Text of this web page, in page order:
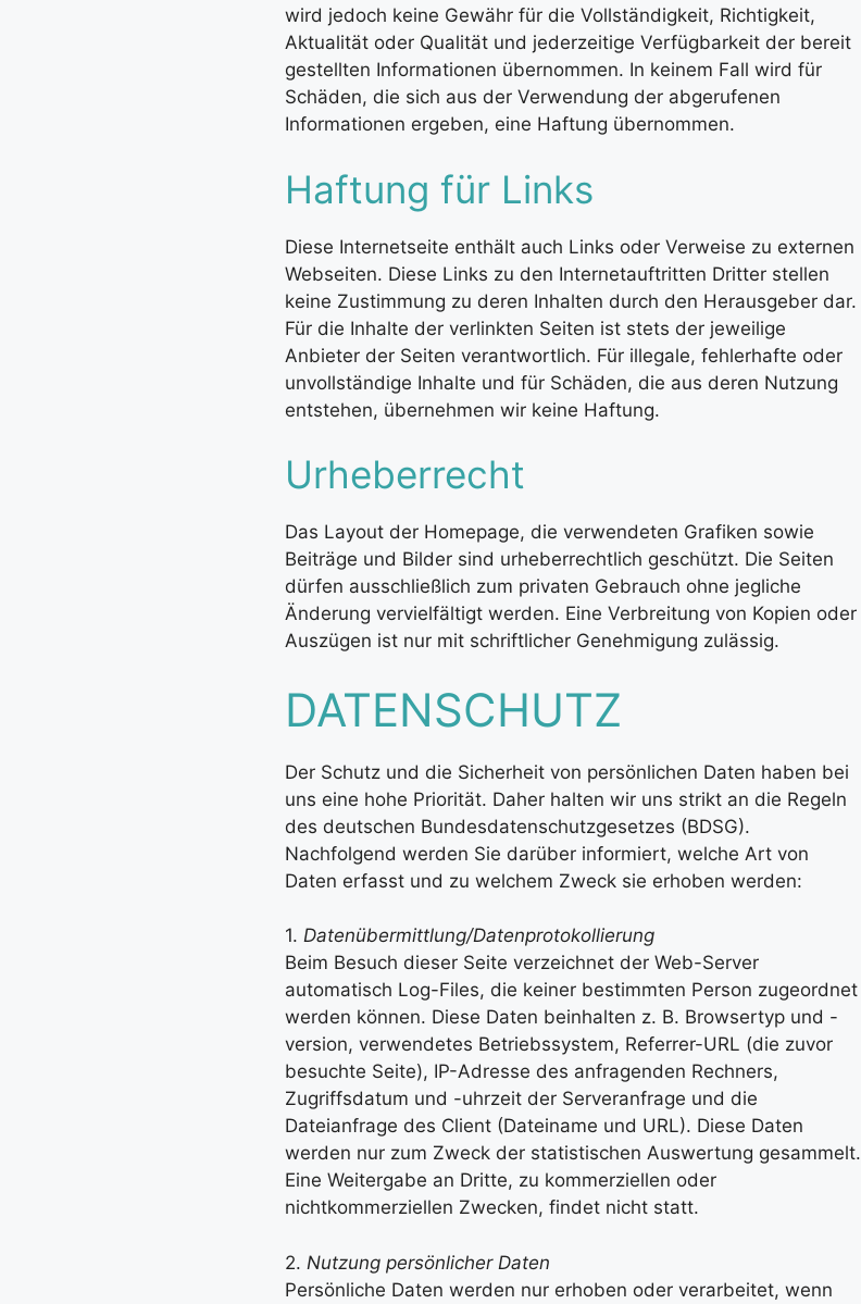
wird jedoch keine Gewähr für die Vollständigkeit, Richtigkeit,
Aktualität oder Qualität und jederzeitige Verfügbarkeit der bereit
gestellten Informationen übernommen. In keinem Fall wird für
Schäden, die sich aus der Verwendung der abgerufenen
Informationen ergeben, eine Haftung übernommen.
Haftung für Links
Diese Internetseite enthält auch Links oder Verweise zu externen
Webseiten. Diese Links zu den Internetauftritten Dritter stellen
keine Zustimmung zu deren Inhalten durch den Herausgeber dar.
Für die Inhalte der verlinkten Seiten ist stets der jeweilige
Anbieter der Seiten verantwortlich. Für illegale, fehlerhafte oder
unvollständige Inhalte und für Schäden, die aus deren Nutzung
entstehen, übernehmen wir keine Haftung.
Urheberrecht
Das Layout der Homepage, die verwendeten Grafiken sowie
Beiträge und Bilder sind urheberrechtlich geschützt. Die Seiten
dürfen ausschließlich zum privaten Gebrauch ohne jegliche
Änderung vervielfältigt werden. Eine Verbreitung von Kopien oder
Auszügen ist nur mit schriftlicher Genehmigung zulässig.
DATENSCHUTZ
Der Schutz und die Sicherheit von persönlichen Daten haben bei
uns eine hohe Priorität. Daher halten wir uns strikt an die Regeln
des deutschen Bundesdaten­schutzgesetzes (BDSG).
Nachfolgend werden Sie darüber informiert, welche Art von
Daten erfasst und zu welchem Zweck sie erhoben werden:
1. Datenübermittlung/Datenprotokollierung
Beim Besuch dieser Seite verzeichnet der Web-Server
automatisch Log-Files, die keiner bestimmten Person zugeordnet
werden können. Diese Daten beinhalten z. B. Browsertyp und -
version, verwendetes Betriebssystem, Referrer-URL (die zuvor
besuchte Seite), IP-Adresse des anfragenden Rechners,
Zugriffsdatum und -uhrzeit der Serveranfrage und die
Dateianfrage des Client (Dateiname und URL). Diese Daten
werden nur zum Zweck der statistischen Auswertung gesammelt.
Eine Weitergabe an Dritte, zu kommerziellen oder
nichtkommerziellen Zwecken, findet nicht statt.
2. Nutzung persönlicher Daten
Persönliche Daten werden nur erhoben oder verarbeitet, wenn